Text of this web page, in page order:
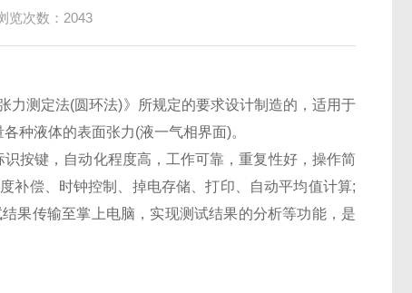
览次数：2043
力测定法(圆环法)》所规定的要求设计制造的，适用于
种液体的表面张力(液一气相界面)。
按键，自动化程度高，工作可靠，重复性好，操作简
补偿、时钟控制、掉电存储、打印、自动平均值计算;
果传输至掌上电脑，实现测试结果的分析等功能，是